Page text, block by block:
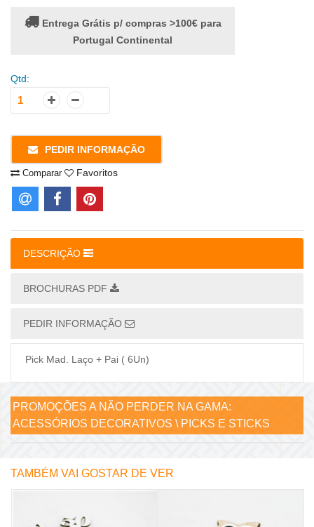
Entrega Grátis p/ compras >100€ para
Portugal Continental
Qtd:
PEDIR INFORMAÇÃO
Comparar Favoritos
DESCRIÇÃO
BROCHURAS PDF
PEDIR INFORMAÇÃO
Pick Mad. Laço + Pai ( 6Un)
PROMOÇÕES A NÃO PERDER NA GAMA:
ACESSÓRIOS DECORATIVOS \ PICKS E STICKS
TAMBÉM VAI GOSTAR DE VER